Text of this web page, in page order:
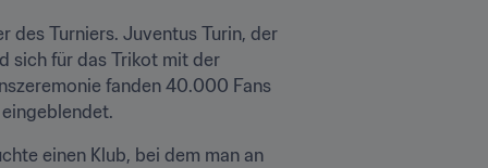
des Turniers. Juventus Turin, der
sich für das Trikot mit der
fanden 40.000 Fans
einen Klub, bei dem man an